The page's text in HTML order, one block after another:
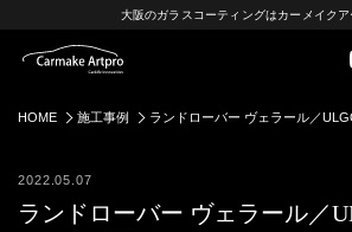
大阪のガラスコーティングはカーメイク
HOME 施工事例 ランドローバー ヴェラール／
2022.05.07
ランドローバー ヴェラール／